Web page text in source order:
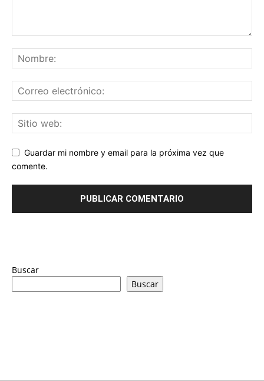
Guardar mi nombre y email para la próxima vez que
comente.
Buscar
Buscar